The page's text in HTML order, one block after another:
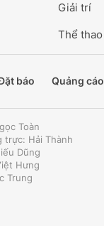
Giải trí
Thể thao
báo Quảng cáo
Toàn
trực: Hải Thành
Dũng
Hưng
Trung